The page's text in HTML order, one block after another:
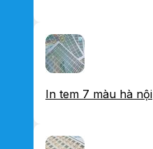
In tem 7 màu hà nội